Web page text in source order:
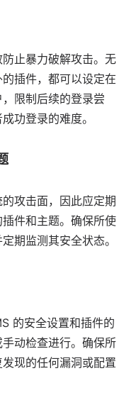
止暴力破解攻击。无
插件，都可以设定在
限制后续的登录尝
功登录的难度。
攻击面，因此应定期
件和主题。确保所使
期监测其安全状态。
的安全设置和插件的
动检查进行。确保所
现的任何漏洞或配置